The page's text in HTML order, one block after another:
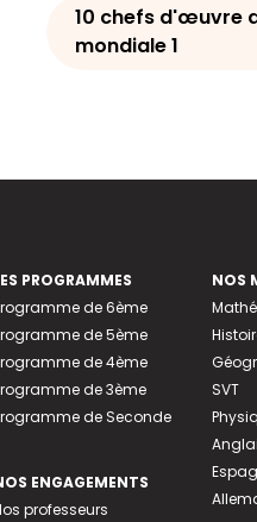
10 chefs d'œuvre
mondiale 1
PROGRAMMES
de 6ème
de 5ème
de 4ème
de 3ème
de Seconde
ENGAGEMENTS
professeurs
NOS
SVT